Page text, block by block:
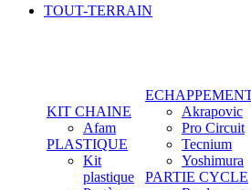
TOUT-TERRAIN
KIT CHAINE
Afam
PLASTIQUE
Kit
plastique
Akrapovic
Pro Circuit
Tecnium
Yoshimura
PARTIE CYCLE